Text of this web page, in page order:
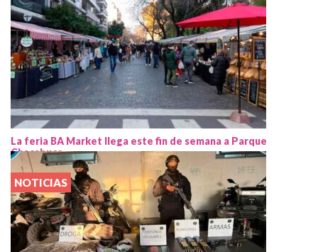
La feria BA Market llega este fin de semana a Parque
Chacabuco
NOTICIAS